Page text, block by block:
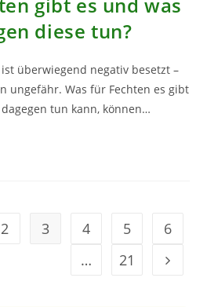
gibt es und was
diese tun?
überwiegend negativ besetzt –
ungefähr. Was für Fechten es gibt
tun kann, können…
2 3 4 5
6
…
21 Geh